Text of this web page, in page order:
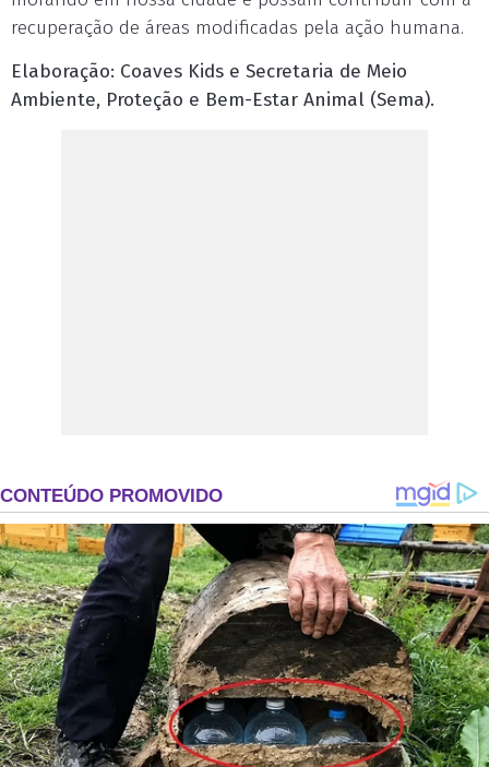
recuperação de áreas modificadas pela ação humana.
Elaboração: Coaves Kids e Secretaria de Meio
Ambiente, Proteção e Bem-Estar Animal (Sema).